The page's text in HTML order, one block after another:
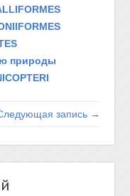
природы
запись →